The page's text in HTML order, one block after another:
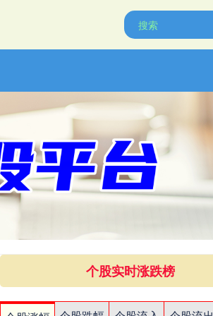
个股实时涨跌榜